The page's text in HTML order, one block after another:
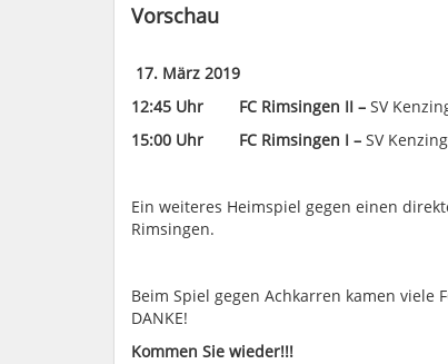
Vorschau
17. März 2019
12:45 Uhr FC Rimsingen II – SV
15:00 Uhr FC Rimsingen I – SV
Ein weiteres Heimspiel gegen einen
Rimsingen.
Beim Spiel gegen Achkarren kamen viele
DANKE!
Kommen Sie wieder!!!